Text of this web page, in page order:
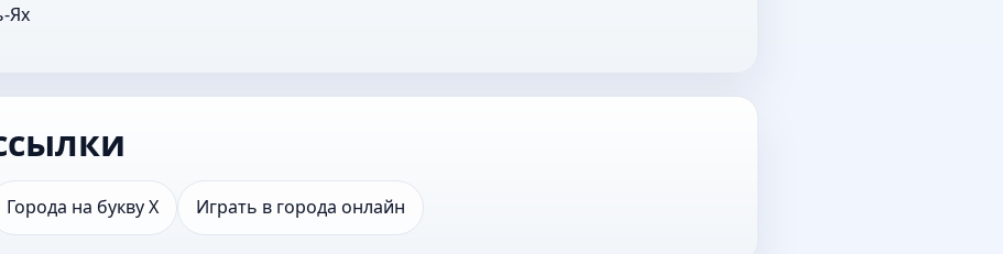
Ях
Города на букву Х Играть в города онлайн